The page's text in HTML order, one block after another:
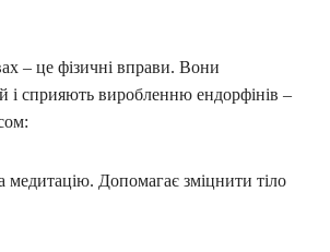
– це фізичні вправи. Вони
і сприяють виробленню ендорфінів –
медитацію. Допомагає зміцнити тіло